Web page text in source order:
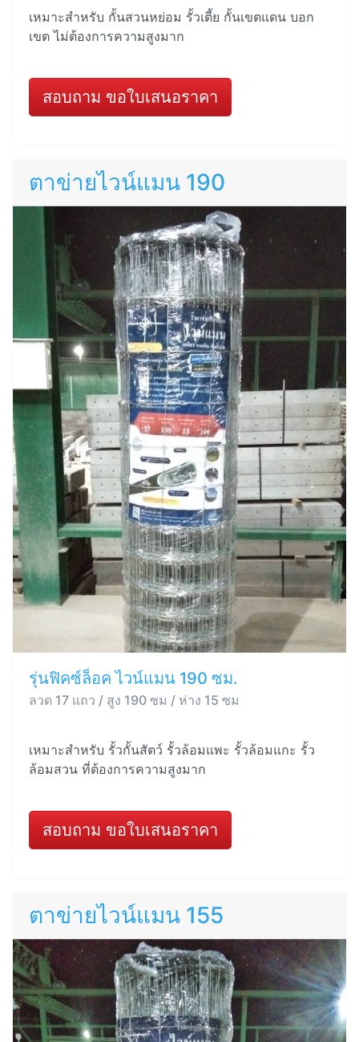
เหมาะสำหรับ กั้นสวนหย่อม รั้วเตี้ย กั้นเขตแดน บอก
เขต ไม่ต้องการความสูงมาก
สอบถาม ขอใบเสนอราคา
ตาข่ายไวน์แมน 190
รุ่นฟิคซ์ล็อค ไวน์แมน 190 ซม.
ลวด 17 แถว / สูง 190 ซม / ห่าง 15 ซม
เหมาะสำหรับ รั้วกั้นสัตว์ รั้วล้อมแพะ รั้วล้อมแกะ รั้ว
ล้อมสวน ที่ต้องการความสูงมาก
สอบถาม ขอใบเสนอราคา
ตาข่ายไวน์แมน 155